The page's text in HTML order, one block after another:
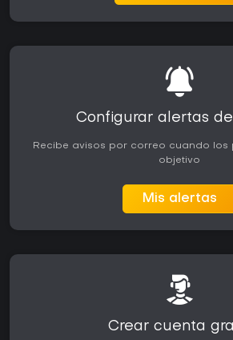
Configurar alertas
Recibe avisos por correo cuando los
objetivo
Mis alertas
Crear cuenta